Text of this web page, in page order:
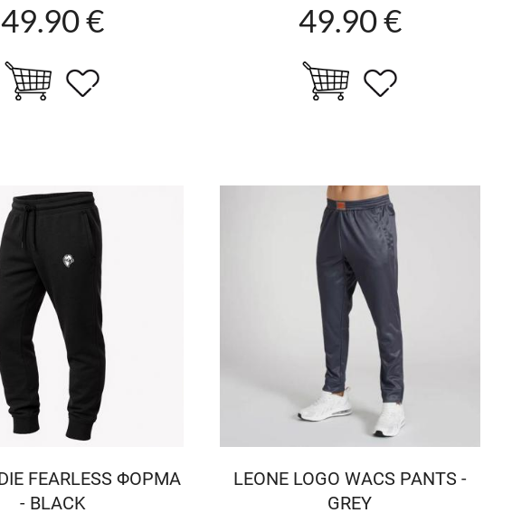
49.90 € 49.90 €
FEARLESS ΦΟΡΜΑ
- BLACK
LEONE LOGO WACS PANTS -
GREY